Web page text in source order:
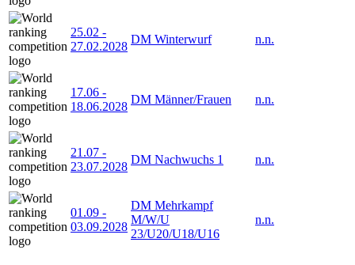
25.02 -
27.02.2028
DM Winterwurf n.n.
17.06 -
18.06.2028
DM Männer/Frauen n.n.
21.07 -
23.07.2028
DM Nachwuchs 1 n.n.
01.09 -
03.09.2028
DM Mehrkampf
M/W/U
23/U20/U18/U16
n.n.